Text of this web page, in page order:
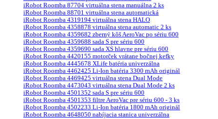
iRobot Roomba 87704 virtuálna stena manuálna 2 ks
iRobot Roomba 88701 virtuálna stena automatická
iRobot Roomba 4319194 virtuálna stena HALO
iRobot Roomba 4358878 virtuálna stena automatic 2 ks
iRobot Roomba 4359682 zberný kôš AeroVac po sériu 600
iRobot Roomba 4359688 sada S pre sériu 600
iRobot Roomba 4359690 sada XS hlavne pre sériu 600
iRobot Roomba 4420155 motorček vrátane bočnej kefky
iRobot Roomba 4445678 XLife batéria univerzálna
iRobot Roomba 4462425 Li-Ion batéria 3300 mAh originál
iRobot Roomba 4469425 virtuálna stena Dual Mode
iRobot Roomba 4473043 virtuálna stena Dual Mode 2 ks
iRobot Roomba 4501352 sada S pre sériu 600
iRobot Roomba 4501353 filtre AeroVac pre sériu 600 - 3 ks
iRobot Roomba 4502233 Li-Ion batéria 1800 mAh originál
iRobot Roomba 4648050 nabíjacia stanica univerzálna